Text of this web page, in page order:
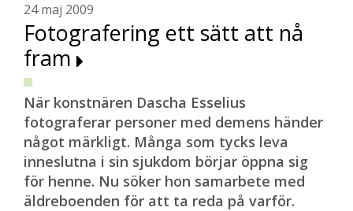
24 maj 2009
Fotografering ett sätt att nå
fram
När konstnären Dascha Esselius
fotograferar personer med demens händer
något märkligt. Många som tycks leva
inneslutna i sin sjukdom börjar öppna sig
för henne. Nu söker hon samarbete med
äldreboenden för att ta reda på varför.